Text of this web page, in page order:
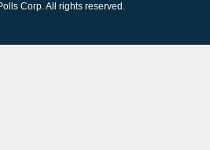
Corp. All rights reserved.